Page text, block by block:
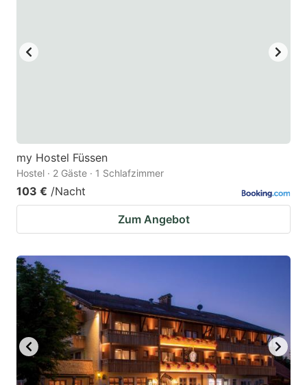
my Hostel Füssen
Hostel · 2 Gäste · 1 Schlafzimmer
103 € /Nacht
Zum Angebot